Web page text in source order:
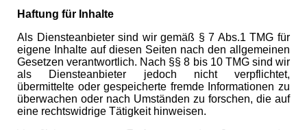
Haftung für Inhalte
Als Diensteanbieter sind wir gemäß § 7 Abs.1 TMG für
eigene Inhalte auf diesen Seiten nach den allgemeinen
Gesetzen verantwortlich. Nach §§ 8 bis 10 TMG sind wir
als Diensteanbieter jedoch nicht verpflichtet,
übermittelte oder gespeicherte fremde Informationen zu
überwachen oder nach Umständen zu forschen, die auf
eine rechtswidrige Tätigkeit hinweisen.